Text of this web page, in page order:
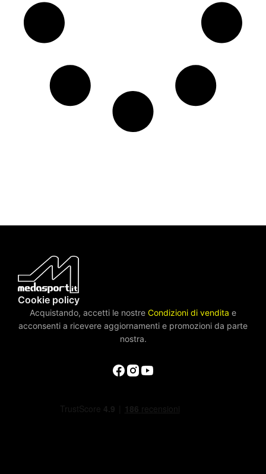
Cookie policy
Acquistando, accetti le nostre Condizioni di vendita e
acconsenti a ricevere aggiornamenti e promozioni da parte
nostra.